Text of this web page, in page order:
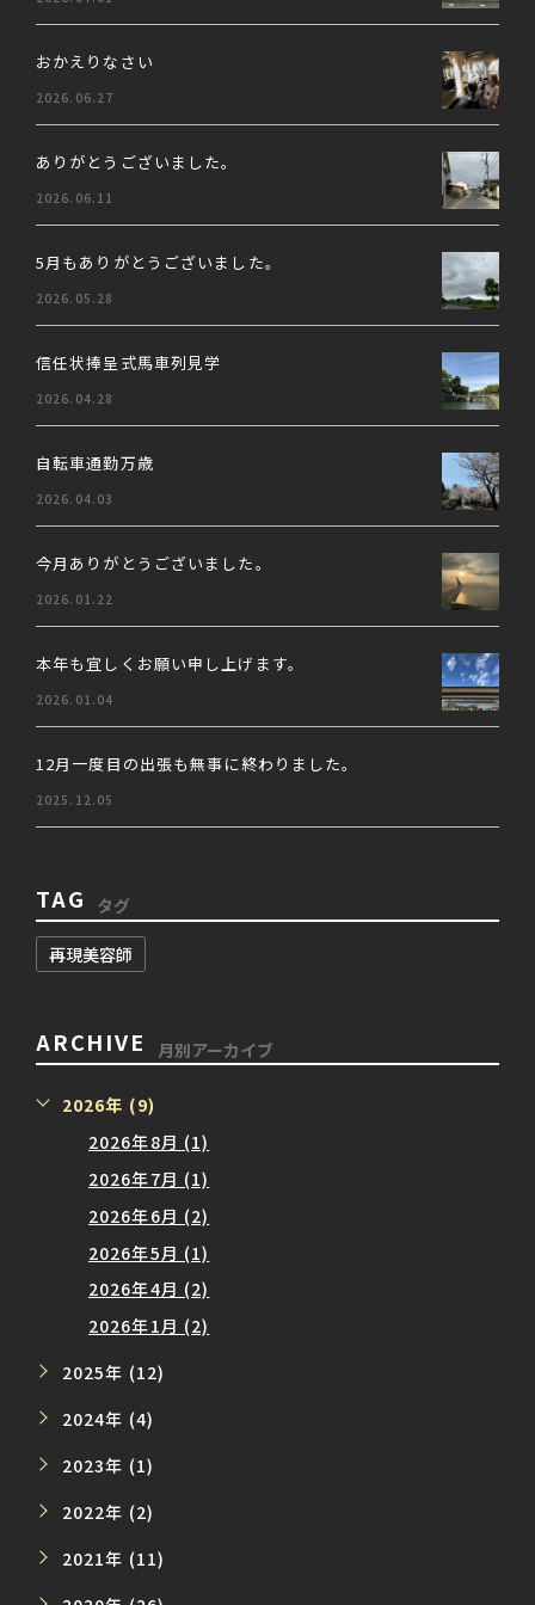
おかえりなさい
2026.06.27
ありがとうございました。
2026.06.11
5月もありがとうございました。
2026.05.28
信任状捧呈式馬車列見学
2026.04.28
自転車通勤万歳
2026.04.03
今月ありがとうございました。
2026.01.22
本年も宜しくお願い申し上げます。
2026.01.04
12月一度目の出張も無事に終わりました。
2025.12.05
TAG タグ
再現美容師
ARCHIVE 月別アーカイブ
2026年 (9)
2026年8月 (1)
2026年7月 (1)
2026年6月 (2)
2026年5月 (1)
2026年4月 (2)
2026年1月 (2)
2025年 (12)
2024年 (4)
2023年 (1)
2022年 (2)
2021年 (11)